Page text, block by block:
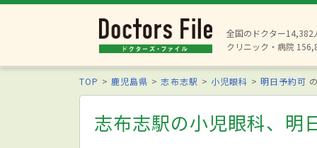
全国のドクター14,382
クリニック・病院
TOP 鹿児島県 志布志駅 小児眼科 明日予約可
志布志駅の小児眼科、明